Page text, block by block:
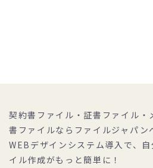
契約書ファイル・証書ファイル・
書ファイルならファイルジャパン
WEBデザインシステム導入で、
イル作成がもっと簡単に！